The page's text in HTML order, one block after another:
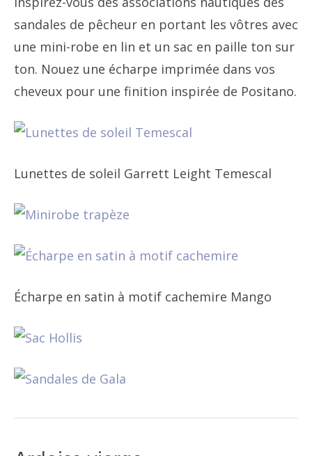
sandales de pêcheur en portant les vôtres avec
une mini-robe en lin et un sac en paille ton sur
ton. Nouez une écharpe imprimée dans vos
cheveux pour une finition inspirée de Positano.
Lunettes de soleil Garrett Leight Temescal
Écharpe en satin à motif cachemire Mango